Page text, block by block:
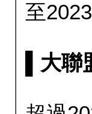
至
▌大